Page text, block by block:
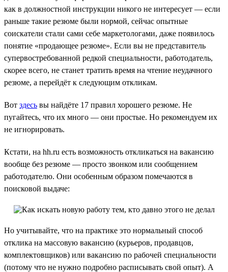
как в должностной инструкции никого не интересует — если
раньше такие резюме были нормой, сейчас опытные
соискатели стали сами себе маркетологами, даже появилось
понятие «продающее резюме». Если вы не представитель
супервостребованной редкой специальности, работодатель,
скорее всего, не станет тратить время на чтение неудачного
резюме, а перейдёт к следующим откликам.
Вот здесь вы найдёте 17 правил хорошего резюме. Не
пугайтесь, что их много — они простые. Но рекомендуем их
не игнорировать.
Кстати, на hh.ru есть возможность откликаться на вакансию
вообще без резюме — просто звонком или сообщением
работодателю. Они особенным образом помечаются в
поисковой выдаче:
Но учитывайте, что на практике это нормальный способ
отклика на массовую вакансию (курьеров, продавцов,
комплектовщиков) или вакансию по рабочей специальности
(потому что не нужно подробно расписывать свой опыт). А